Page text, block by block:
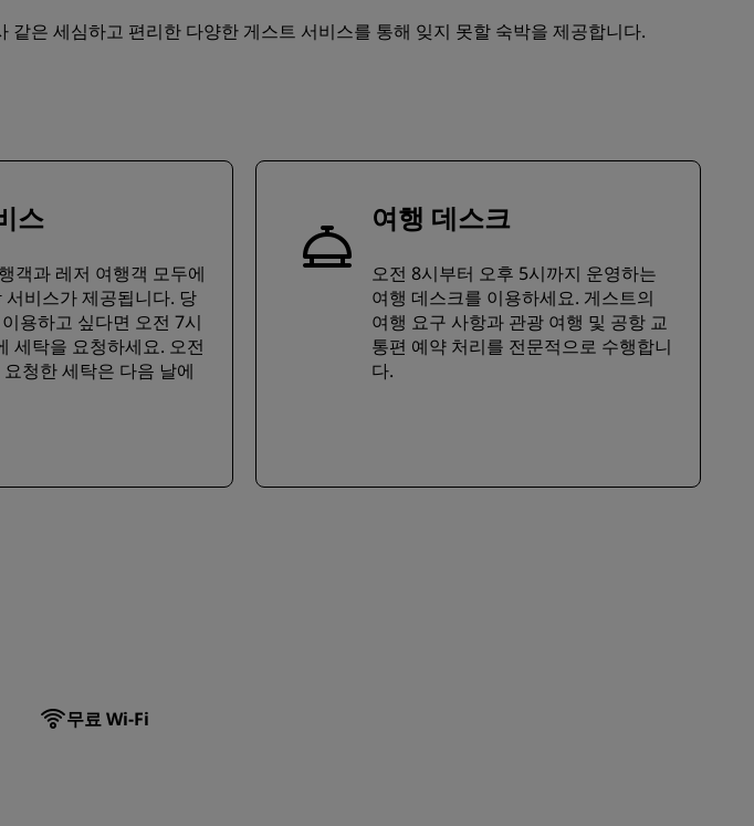
Radisson Hotels App
Bookers & Planners
은 세심하고 편리한 다양한 게스트 서비스를 통해 잊지 못할 숙박을 제공합니다.
스
객과 레저 여행객 모두에
서비스가 제공됩니다. 당
용하고 싶다면 오전 7시
세탁을 요청하세요. 오전
청한 세탁은 다음 날에
여행 데스크
오전 8시부터 오후 5시까지 운영하는
여행 데스크를 이용하세요. 게스트의
여행 요구 사항과 관광 여행 및 공항 교
통편 예약 처리를 전문적으로 수행합니
다.
무료 Wi-Fi